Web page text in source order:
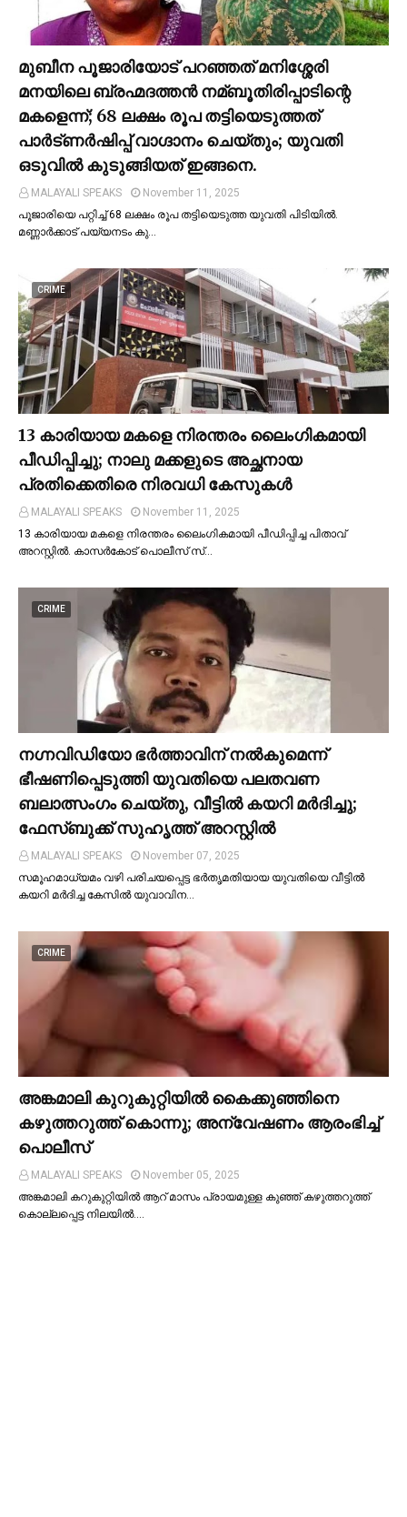
മുബീന പൂജാരിയോട് പറഞ്ഞത് മനിശ്ശേരി
മനയിലെ ബ്രഹ്മദത്തൻ നമ്ബൂതിരിപ്പാടിന്റെ
മകളെന്ന്; 68 ലക്ഷം രൂപ തട്ടിയെടുത്തത്
പാര്‍ട്ണര്‍ഷിപ്പ് വാഗ്ദാനം ചെയ്തും; യുവതി
ഒടുവില്‍ കുടുങ്ങിയത് ഇങ്ങനെ.
MALAYALI SPEAKS
November 11, 2025
പൂജാരിയെ പറ്റിച്ച്‌ 68 ലക്ഷം രൂപ തട്ടിയെടുത്ത യുവതി പിടിയില്‍.
മണ്ണാർക്കാട് പയ്യനടം കു…
CRIME
13 കാരിയായ മകളെ നിരന്തരം ലൈംഗികമായി
പീഡിപ്പിച്ചു; നാലു മക്കളുടെ അച്ഛനായ
പ്രതിക്കെതിരെ നിരവധി കേസുകള്‍
MALAYALI SPEAKS
November 11, 2025
13 കാരിയായ മകളെ നിരന്തരം ലൈംഗികമായി പീഡിപ്പിച്ച പിതാവ്
അറസ്റ്റില്‍. കാസർകോട് പൊലീസ് സ്…
CRIME
നഗ്നവിഡിയോ ഭര്‍ത്താവിന് നല്‍കുമെന്ന്
ഭീഷണിപ്പെടുത്തി യുവതിയെ പലതവണ
ബലാത്സംഗം ചെയ്തു, വീട്ടില്‍ കയറി മര്‍ദിച്ചു;
ഫേസ്ബുക്ക് സുഹൃത്ത് അറസ്റ്റില്‍
MALAYALI SPEAKS
November 07, 2025
സമൂഹമാധ്യമം വഴി പരിചയപ്പെട്ട ഭർതൃമതിയായ യുവതിയെ വീട്ടില്‍
കയറി മർദിച്ച കേസില്‍ യുവാവിന…
CRIME
അങ്കമാലി കുറുകുറ്റിയില്‍ കൈക്കുഞ്ഞിനെ
കഴുത്തറുത്ത് കൊന്നു; അന്വേഷണം ആരംഭിച്ച്‌
പൊലീസ്
MALAYALI SPEAKS
November 05, 2025
അങ്കമാലി കറുകുറ്റിയില്‍ ആറ് മാസം പ്രായമുള്ള കുഞ്ഞ് കഴുത്തറുത്ത്
കൊല്ലപ്പെട്ട നിലയില്‍.…